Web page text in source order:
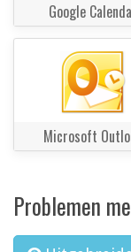
Google
Microsoft
Problemen